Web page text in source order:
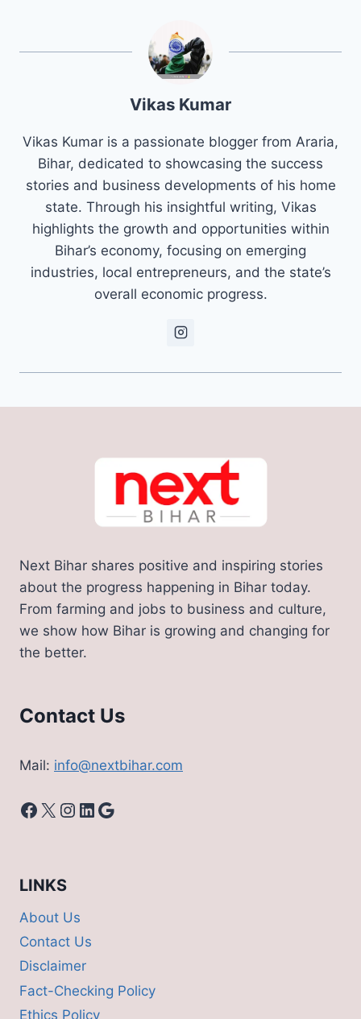
Vikas Kumar
Vikas Kumar is a passionate blogger from Araria,
Bihar, dedicated to showcasing the success
stories and business developments of his home
state. Through his insightful writing, Vikas
highlights the growth and opportunities within
Bihar’s economy, focusing on emerging
industries, local entrepreneurs, and the state’s
overall economic progress.
Next Bihar shares positive and inspiring stories
about the progress happening in Bihar today.
From farming and jobs to business and culture,
we show how Bihar is growing and changing for
the better.
Contact Us
Mail: info@nextbihar.com
Facebook
X Instagram
LinkedIn
Google
LINKS
About Us
Contact Us
Disclaimer
Fact-Checking Policy
Ethics Policy